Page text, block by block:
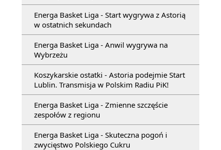
Energa Basket Liga - Start wygrywa z Astorią
w ostatnich sekundach
Energa Basket Liga - Anwil wygrywa na
Wybrzeżu
Koszykarskie ostatki - Astoria podejmie Start
Lublin. Transmisja w Polskim Radiu PiK!
Energa Basket Liga - Zmienne szczęście
zespołów z regionu
Energa Basket Liga - Skuteczna pogoń i
zwycięstwo Polskiego Cukru